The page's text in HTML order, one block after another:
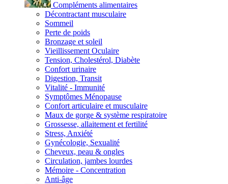
Compléments alimentaires
Décontractant musculaire
Sommeil
Perte de poids
Bronzage et soleil
Vieillissement Oculaire
Tension, Cholestérol, Diabète
Confort urinaire
Digestion, Transit
Vitalité - Immunité
Symptômes Ménopause
Confort articulaire et musculaire
Maux de gorge & système respiratoire
Grossesse, allaitement et fertilité
Stress, Anxiété
Gynécologie, Sexualité
Cheveux, peau & ongles
Circulation, jambes lourdes
Mémoire - Concentration
Anti-âge